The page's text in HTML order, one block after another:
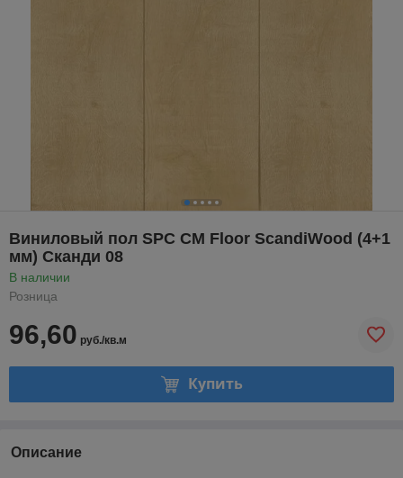
Виниловый пол SPC CM Floor ScandiWood (4+1
мм) Сканди 08
В наличии
Розница
96,60 руб./кв.м
Купить
Описание